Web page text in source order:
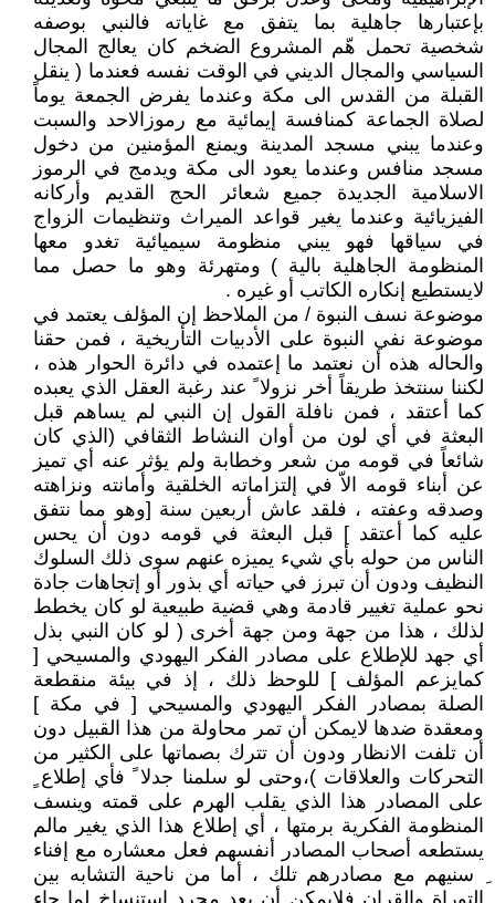
بإعتبارها جاهلية بما يتفق مع غاياته فالنبي بوصفه
شخصية تحمل هّم المشروع الضخم كان يعالج المجال
السياسي والمجال الديني في الوقت نفسه فعندما ( ينقل
القبلة من القدس الى مكة وعندما يفرض الجمعة يوماً
لصلاة الجماعة كمنافسة إيمائية مع رموزالاحد والسبت
وعندما يبني مسجد المدينة ويمنع المؤمنين من دخول
مسجد منافس وعندما يعود الى مكة ويدمج في الرموز
الاسلامية الجديدة جميع شعائر الحج القديم وأركانه
الفيزيائية وعندما يغير قواعد الميراث وتنظيمات الزواج
في سياقها فهو يبني منظومة سيميائية تغدو معها
المنظومة الجاهلية بالية ) ومتهرئة وهو ما حصل مما
لايستطيع إنكاره الكاتب أو غيره .
موضوعة نسف النبوة / من الملاحظ إن المؤلف يعتمد في
موضوعة نفي النبوة على الأدبيات التأريخية ، فمن حقنا
والحاله هذه أن نعتمد ما إعتمده في دائرة الحوار هذه ،
لكننا سنتخذ طريقاً أخر نزولا ً عند رغبة العقل الذي يعبده
كما أعتقد ، فمن نافلة القول إن النبي لم يساهم قبل
البعثة في أي لون من أوان النشاط الثقافي (الذي كان
شائعاً في قومه من شعر وخطابة ولم يؤثر عنه أي تميز
عن أبناء قومه الاّ في إلتزاماته الخلقية وأمانته ونزاهته
وصدقه وعفته ، فلقد عاش أربعين سنة [وهو مما نتفق
عليه كما أعتقد ] قبل البعثة في قومه دون أن يحس
الناس من حوله بأي شيء يميزه عنهم سوى ذلك السلوك
النظيف ودون أن تبرز في حياته أي بذور أو إتجاهات جادة
نحو عملية تغيير قادمة وهي قضية طبيعية لو كان يخطط
لذلك ، هذا من جهة ومن جهة أخرى ( لو كان النبي بذل
أي جهد للإطلاع على مصادر الفكر اليهودي والمسيحي [
كمايزعم المؤلف ] للوحظ ذلك ، إذ في بيئة منقطعة
الصلة بمصادر الفكر اليهودي والمسيحي [ في مكة ]
ومعقدة ضدها لايمكن أن تمر محاولة من هذا القبيل دون
أن تلفت الانظار ودون أن تترك بصماتها على الكثير من
التحركات والعلاقات )،وحتى لو سلمنا جدلا ً فأي إطلاع ٍ
على المصادر هذا الذي يقلب الهرم على قمته وينسف
المنظومة الفكرية برمتها ، أي إطلاع هذا الذي يغير مالم
يستطعه أصحاب المصادر أنفسهم فعل معشاره مع إفناء
ِ سنيهم مع مصادرهم تلك ، أما من ناحية التشابه بين